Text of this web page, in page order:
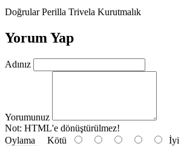
Doğrular Perilla Trivela Kurutmalık
Yorum Yap
Adınız
Yorumunuz
Not: HTML'e dönüştürülmez!
Oylama Kötü İyi